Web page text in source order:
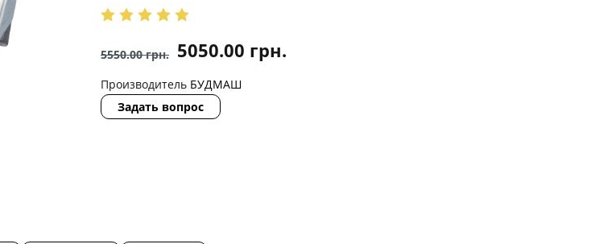
5550.00грн. 5050.00 грн.
Производитель БУДМАШ
Задать вопрос